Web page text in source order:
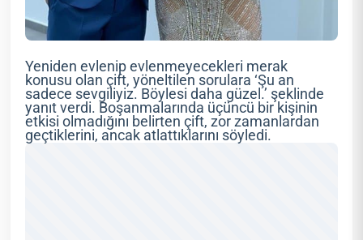
Yeniden evlenip evlenmeyecekleri merak
konusu olan çift, yöneltilen sorulara ‘Şu an
sadece sevgiliyiz. Böylesi daha güzel.’ şeklinde
yanıt verdi. Boşanmalarında üçüncü bir kişinin
etkisi olmadığını belirten çift, zor zamanlardan
geçtiklerini, ancak atlattıklarını söyledi.